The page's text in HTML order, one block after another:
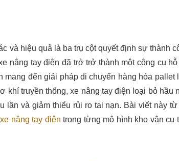
và hiệu quả là ba trụ cột quyết định sự thành
nâng tay điện đã trở trở thành một công cụ
đến giải pháp di chuyển hàng hóa pallet
khí truyền thống, xe nâng tay điện loại bỏ hầu
lần và giảm thiểu rủi ro tai nạn. Bài viết này
nâng tay điện trong từng mô hình kho vận cụ